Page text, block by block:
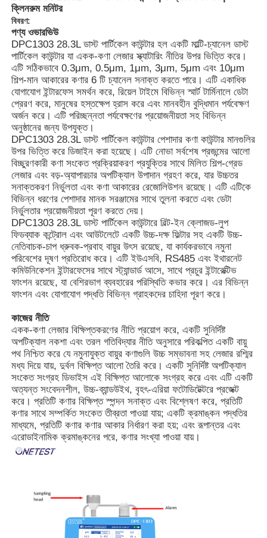
বাড়ি
পণ্য
ক্লিনরুম মনিটর
বিবরণ:
পণ্য ওভারভিউ
DPC1303 28.3L ডাস্ট পার্টিকেল কাউন্টার হল একটি মাল্টি-চ্যানেল ডাস্ট
পার্টিকেল কাউন্টার যা একক-কণা লেজার স্ক্যাটারিং নীতির উপর ভিত্তি করে।
এটি সঠিকভাবে 0.3μm, 0.5μm, 1μm, 3μm, 5μm এবং 10μm
শিল্প-মান আকারের কণার 6 টি চ্যানেল সনাক্ত করতে পারে। এটি একাধিক
যোগাযোগ ইন্টারফেস সমর্থন করে, রিয়েল টাইমে বিভিন্ন স্মার্ট টার্মিনালে ডেটা
প্রেরণ করে, মানুষের হস্তক্ষেপ হ্রাস করে এবং মানবহীন বুদ্ধিমান পর্যবেক্ষণ
অর্জন করে। এটি পরিচ্ছন্নতা পর্যবেক্ষণের প্রয়োজনীয়তা সহ বিভিন্ন
অনুষ্ঠানের জন্য উপযুক্ত।
DPC1303 28.3L ডাস্ট পার্টিকেল কাউন্টার পেশাদার কণা কাউন্টার মানগুলির
উপর ভিত্তি করে ডিজাইন করা হয়েছে। এটি নোভা সর্বশেষ প্রজন্মের আলো
বিচ্ছুরণকারী কণা সংকেত প্রক্রিয়াকরণ প্রযুক্তির সাথে মিলিত শিল্প-গ্রেড
লেজার এবং বড়-অ্যাপারচার অপটিক্যাল উপাদান গ্রহণ করে, যার উচ্চতর
সনাক্তকরণ নির্ভুলতা এবং কণা আকারের রেজোলিউশন রয়েছে। এটি এটিকে
বিভিন্ন ধরণের পেশাদার মানক সরঞ্জামের সাথে তুলনা করতে এবং ডেটা
নির্ভুলতার প্রয়োজনীয়তা পূরণ করতে দেয়।
DPC1303 28.3L ডাস্ট পার্টিকেল কাউন্টারে বিল্ট-ইন ক্লোজড-লুপ
ফিডব্যাক কন্ট্রোল এবং আউটলেটে একটি উচ্চ-দক্ষ ফিল্টার সহ একটি উচ্চ-
নেতিবাচক-চাপ ধ্রুবক-প্রবাহ বায়ুর উৎস রয়েছে, যা কার্যকরভাবে নমুনা
পরিবেশের দূষণ প্রতিরোধ করে। এটি ইউএসবি, RS485 এবং ইথারনেট
কমিউনিকেশন ইন্টারফেসের সাথে স্ট্যান্ডার্ড আসে, সাথে প্রচুর ইন্টারেক্টিভ
ফাংশন রয়েছে, যা বেশিরভাগ ব্যবহারের পরিস্থিতি কভার করে। এর বিভিন্ন
ফাংশন এবং যোগাযোগ পদ্ধতি বিভিন্ন গ্রাহকদের চাহিদা পূরণ করে।
কাজের নীতি
একক-কণা লেজার বিক্ষিপ্তকরণের নীতি প্রয়োগ করে, একটি সুনির্দিষ্ট
অপটিক্যাল নকশা এবং তরল গতিবিদ্যার নীতি অনুসারে পরিকল্পিত একটি বায়ু
পথ নিশ্চিত করে যে নমুনাযুক্ত বায়ুর কণাগুলি উচ্চ সম্ভাবনা সহ লেজার রশ্মির
মধ্য দিয়ে যায়, দুর্বল বিক্ষিপ্ত আলো তৈরি করে। একটি সুনির্দিষ্ট অপটিক্যাল
সংকেত সংগ্রহ ডিভাইস এই বিক্ষিপ্ত আলোকে সংগ্রহ করে এবং এটি একটি
অত্যন্ত সংবেদনশীল, উচ্চ-ব্যান্ডউইথ, বৃহৎ-এরিয়া ফটোডিটেক্টরে প্রজেক্ট
করে। প্রতিটি কণার বিক্ষিপ্ত স্পন্দন সনাক্ত এবং বিশ্লেষণ করে, প্রতিটি
কণার সাথে সম্পর্কিত সংকেত তীব্রতা পাওয়া যায়; একটি ক্রমাঙ্কন পদ্ধতির
মাধ্যমে, প্রতিটি কণার কণার আকার নির্ধারণ করা হয়; এবং রূপান্তর এবং
এরোডাইনামিক ক্রমাঙ্কনের পরে, কণার সংখ্যা পাওয়া যায়।